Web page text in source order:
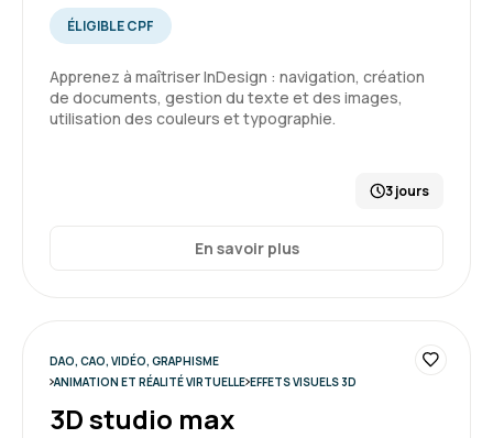
ÉLIGIBLE CPF
Apprenez à maîtriser InDesign : navigation, création
de documents, gestion du texte et des images,
utilisation des couleurs et typographie.
3 jours
En savoir plus
DAO, CAO, VIDÉO, GRAPHISME
ANIMATION ET RÉALITÉ VIRTUELLE EFFETS VISUELS 3D
3D studio max